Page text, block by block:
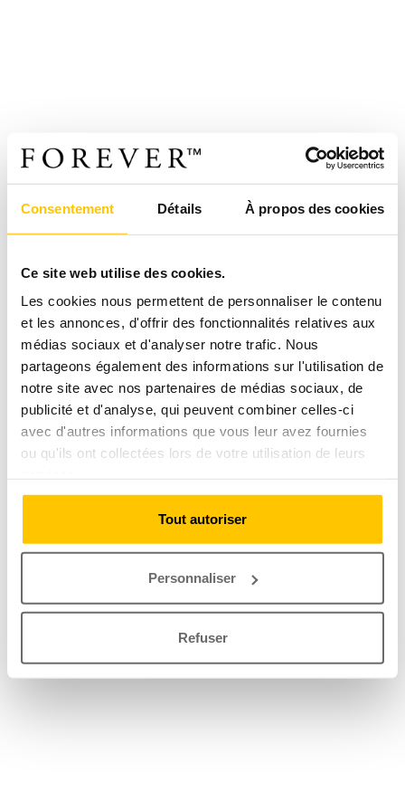
Consentement Détails À propos des cookies
Ce site web utilise des cookies.
Les cookies nous permettent de personnaliser le contenu
et les annonces, d'offrir des fonctionnalités relatives aux
médias sociaux et d'analyser notre trafic. Nous
partageons également des informations sur l'utilisation de
notre site avec nos partenaires de médias sociaux, de
publicité et d'analyse, qui peuvent combiner celles-ci
avec d'autres informations que vous leur avez fournies
ou qu'ils ont collectées lors de votre utilisation de leurs
Tout autoriser
Personnaliser
Refuser